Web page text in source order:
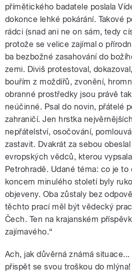
přímětického badatele poslala
dokonce lehké pokárání. Takové
rádci (snad ani ne on sám, tedy
protože se velice zajímal o
ba bezbožné zasahování do
zemi. Diviš protestoval,
bouřím z moždířů, zvonění,
obranné prostředky jsou právě
neúčinné. Psal do novin, přátelé
zahraničí. Jen hrstka
nepřátelství, osočování,
zastavit. Dvakrát za sebou
evropských vědců, kterou
Petrohradě. Udané téma: co je to
koncem minulého století byly
objeveny. Oba zůstaly bez
těchto prací měl být vědecký
Čech. Ten na krajanském
zajímavého.“
Ach, jak důvěrná známá
přispět se svou troškou do